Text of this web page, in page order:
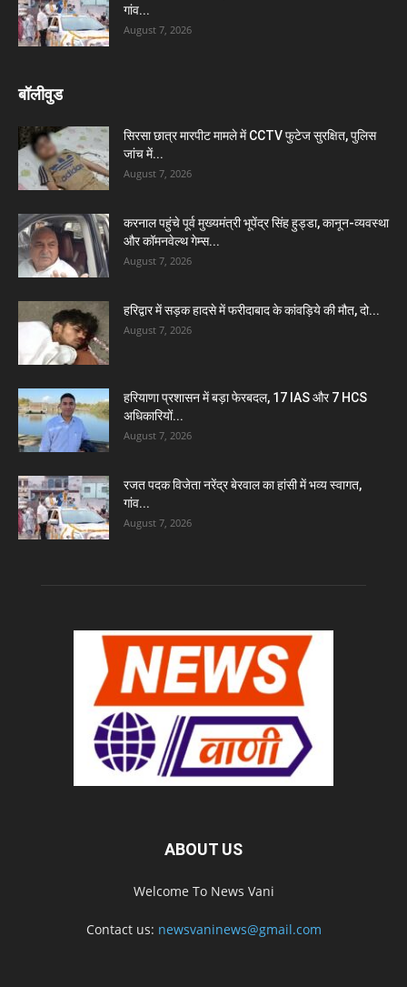
गांव...
August 7, 2026
बॉलीवुड
सिरसा छात्र मारपीट मामले में CCTV फुटेज सुरक्षित, पुलिस
जांच में...
August 7, 2026
करनाल पहुंचे पूर्व मुख्यमंत्री भूपेंद्र सिंह हुड्डा, कानून-व्यवस्था
और कॉमनवेल्थ गेम्स...
August 7, 2026
हरिद्वार में सड़क हादसे में फरीदाबाद के कांवड़िये की मौत, दो...
August 7, 2026
हरियाणा प्रशासन में बड़ा फेरबदल, 17 IAS और 7 HCS
अधिकारियों...
August 7, 2026
रजत पदक विजेता नरेंद्र बेरवाल का हांसी में भव्य स्वागत,
गांव...
August 7, 2026
ABOUT US
Welcome To News Vani
Contact us: newsvaninews@gmail.com